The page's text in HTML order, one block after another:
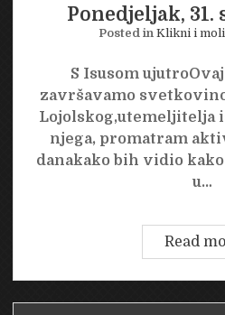
Ponedjeljak, 31.
Posted in Klikni i
S Isusom
završavamo
Lojolskog,utemeljitelja
njega, promatram
danakako bih vidio
u…
Read